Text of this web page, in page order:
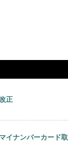
正
イナンバーカード取